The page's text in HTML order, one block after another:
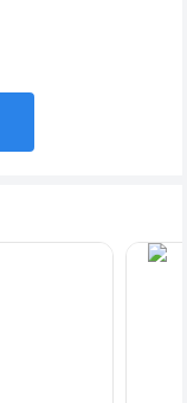
LED báo hoạt động
cần mở nắp.